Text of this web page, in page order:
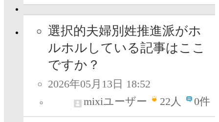
選択的夫婦別姓推進派がホ
ルホルしている記事はここ
ですか？
2026年05月13日 18:52
mixiユーザー
22人 0件